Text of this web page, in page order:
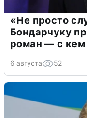
«Не просто
Бондарчуку
роман — с кем
6 августа 52